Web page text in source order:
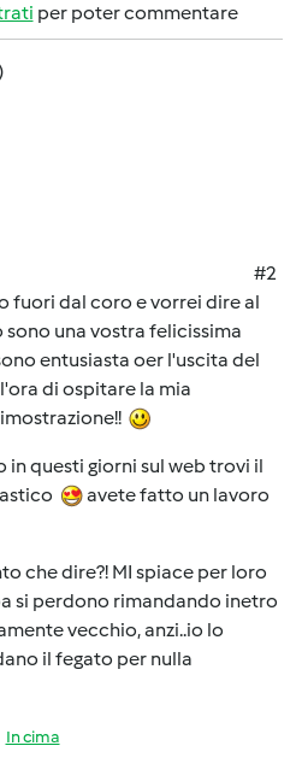
per poter commentare
#2
fuori dal coro e vorrei dire al
sono una vostra felicissima
entusiasta oer l'uscita del
di ospitare la mia
in questi giorni sul web trovi il
avete fatto un lavoro
che dire?! MI spiace per loro
si perdono rimandando inetro
vecchio, anzi..io lo
il fegato per nulla
In cima